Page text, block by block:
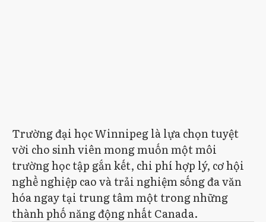
Trường đại học Winnipeg là lựa chọn tuyệt
vời cho sinh viên mong muốn một môi
trường học tập gắn kết, chi phí hợp lý, cơ hội
nghề nghiệp cao và trải nghiệm sống đa văn
hóa ngay tại trung tâm một trong những
thành phố năng động nhất Canada.